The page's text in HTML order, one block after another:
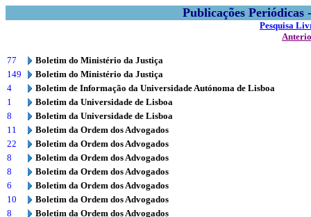
Publicações
Pesquisa
77
Boletim do Ministério da Justiça
149
Boletim do Ministério da Justiça
4
Boletim de Informação da Universidade Autónoma de Lisboa
1
Boletim da Universidade de Lisboa
8
Boletim da Universidade de Lisboa
11
Boletim da Ordem dos Advogados
22
Boletim da Ordem dos Advogados
8
Boletim da Ordem dos Advogados
8
Boletim da Ordem dos Advogados
6
Boletim da Ordem dos Advogados
10
Boletim da Ordem dos Advogados
8
Boletim da Ordem dos Advogados